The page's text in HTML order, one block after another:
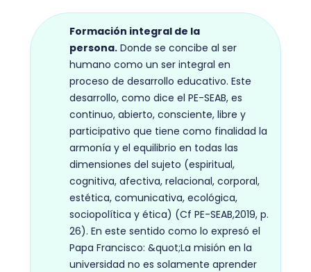
Formación integral de la
persona. Donde se concibe al ser
humano como un ser integral en
proceso de desarrollo educativo. Este
desarrollo, como dice el PE-SEAB, es
continuo, abierto, consciente, libre y
participativo que tiene como finalidad la
armonía y el equilibrio en todas las
dimensiones del sujeto (espiritual,
cognitiva, afectiva, relacional, corporal,
estética, comunicativa, ecológica,
sociopolítica y ética) (Cf PE-SEAB,2019, p.
26). En este sentido como lo expresó el
Papa Francisco: &quot;La misión en la
universidad no es solamente aprender